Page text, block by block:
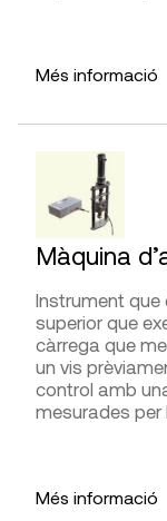
Presa de
FABRICANTS
Pilodyn
DISTRIBUÏDORS
Daga,G.I.S.
Determinar la
la fusta d’estiu
AVANTATGES
Permet
difícil diagnosi
(punxó).
LIMITACIONS I
És necessari
mateix
danys en el seu
Presa de
Més informació
Màquina
Instrument que
superior que
càrrega que
un vis
control amb
mesurades per
Determinar la
Més informació